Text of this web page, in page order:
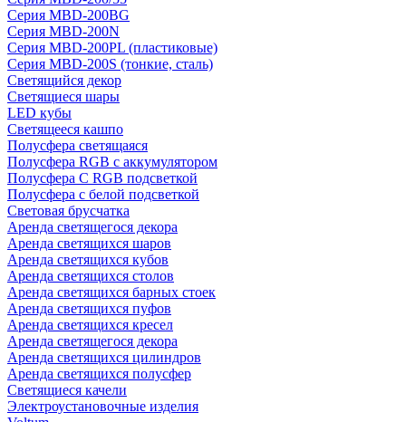
Серия MBD-200BG
Серия MBD-200N
Серия MBD-200PL (пластиковые)
Серия MBD-200S (тонкие, сталь)
Светящийся декор
Светящиеся шары
LED кубы
Светящееся кашпо
Полусфера светящаяся
Полусфера RGB с аккумулятором
Полусфера С RGB подсветкой
Полусфера с белой подсветкой
Световая брусчатка
Аренда светящегося декора
Аренда светящихся шаров
Аренда светящихся кубов
Аренда светящихся столов
Аренда светящихся барных стоек
Аренда светящихся пуфов
Аренда светящихся кресел
Аренда светящегося декора
Аренда светящихся цилиндров
Аренда светящихся полусфер
Светящиеся качели
Электроустановочные изделия